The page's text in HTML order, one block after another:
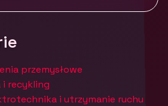
przemysłowe
i recykling
i utrzymanie ruchu